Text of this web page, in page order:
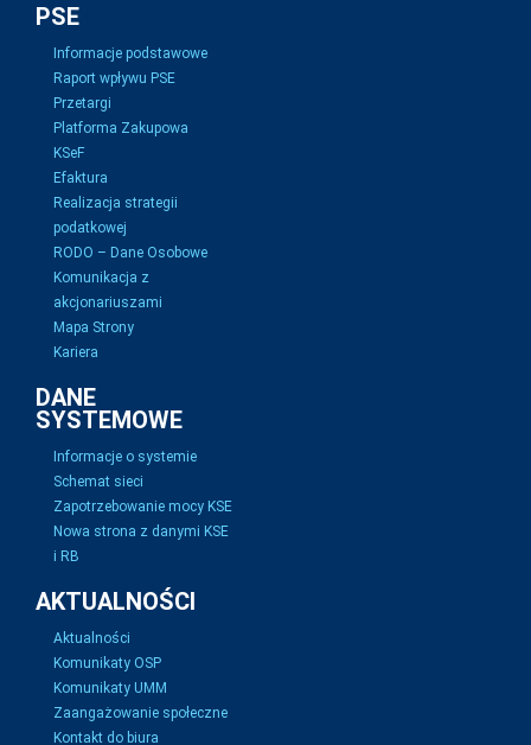
PSE
Informacje podstawowe
Raport wpływu PSE
Przetargi
Platforma Zakupowa
KSeF
Efaktura
Realizacja strategii
podatkowej
RODO – Dane Osobowe
Komunikacja z
akcjonariuszami
Mapa Strony
Kariera
DANE
SYSTEMOWE
Informacje o systemie
Schemat sieci
Zapotrzebowanie mocy KSE
Nowa strona z danymi KSE
i RB
AKTUALNOŚCI
Aktualności
Komunikaty OSP
Komunikaty UMM
Zaangażowanie społeczne
Kontakt do biura